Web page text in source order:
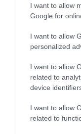
I want to allow
Google for
I want to allow
personalized
I want to allow
related to
device
I want to allow
related to